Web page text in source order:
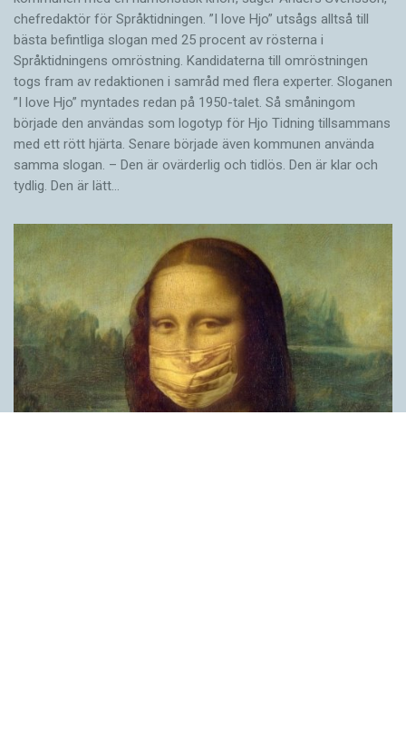
chefredaktör för Språktidningen. ”I love Hjo” utsågs alltså till
bästa befintliga slogan med 25 procent av rösterna i
Språktidningens omröstning. Kandidaterna till omröstningen
togs fram av redaktionen i samråd med flera experter. Sloganen
”I love Hjo” myntades redan på 1950-talet. Så småningom
började den användas som logotyp för Hjo Tidning tillsammans
med ett rött hjärta. Senare började även kommunen använda
samma slogan. – Den är ovärderlig och tidlös. Den är klar och
tydlig. Den är lätt…